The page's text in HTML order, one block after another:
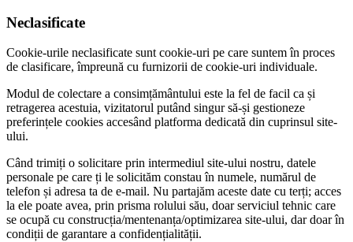
Neclasificate
Cookie-urile neclasificate sunt cookie-uri pe care suntem în proces
de clasificare, împreună cu furnizorii de cookie-uri individuale.
Modul de colectare a consimțământului este la fel de facil ca și
retragerea acestuia, vizitatorul putând singur să-și gestioneze
preferințele cookies accesând platforma dedicată din cuprinsul site-
ului.
Când trimiți o solicitare prin intermediul site-ului nostru, datele
personale pe care ți le solicităm constau în numele, numărul de
telefon și adresa ta de e-mail. Nu partajăm aceste date cu terți; acces
la ele poate avea, prin prisma rolului său, doar serviciul tehnic care
se ocupă cu construcția/mentenanța/optimizarea site-ului, dar doar în
condiții de garantare a confidențialității.